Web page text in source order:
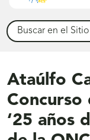
Buscar
Ataúlfo
Concurso
‘25 años